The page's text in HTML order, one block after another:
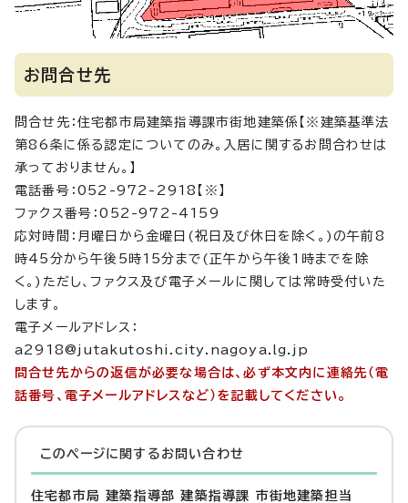
お問合せ先
問合せ先：住宅都市局建築指導課市街地建築係【※建築基準法
第86条に係る認定についてのみ。入居に関するお問合わせは
承っておりません。】
電話番号：052-972-2918【※】
ファクス番号：052-972-4159
応対時間：月曜日から金曜日(祝日及び休日を除く。)の午前8
時45分から午後5時15分まで(正午から午後1時までを除
く。)ただし、ファクス及び電子メールに関しては常時受付いた
します。
電子メールアドレス：
a2918@jutakutoshi.city.nagoya.lg.jp
問合せ先からの返信が必要な場合は、必ず本文内に連絡先（電
話番号、電子メールアドレスなど）を記載してください。
このページに関する お問い合わせ
住宅都市局 建築指導部 建築指導課 市街地建築担当